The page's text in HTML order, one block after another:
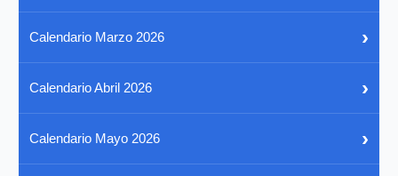
Calendario Marzo 2026 ›
Calendario Abril 2026 ›
Calendario Mayo 2026 ›